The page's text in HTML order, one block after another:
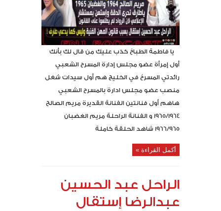
يا فاطمة الطباخ كذب عليك من قال لك بأنك
أول إمرأة عضو مجلس إدارة المسرح الشعبي
رائدتي المسرخ في الخليج هم أول سيدات شغل
منصب عضو مجلس ادارة بالمسرح الشعبي
هاهم أول فنانتين الفنانة القديرة مريم الصالح
1965/1964 و الفنانة الراحلة مريم الغضبان
1966/965 شاهد الحلقة كاملة
أكمل القراءة »
الراحل عبد الحسين
عبدالرضا إستقال